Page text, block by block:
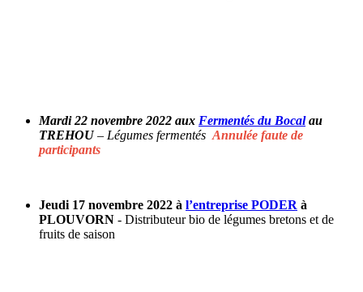
Mardi 22 novembre 2022 aux Fermentés du Bocalau
TREHOU– Légumes fermentés Annulée faute de
participants
Jeudi 17 novembre 2022 à l’entreprise PODER à
PLOUVORN - Distributeur bio de légumes bretons et de
fruits de saison